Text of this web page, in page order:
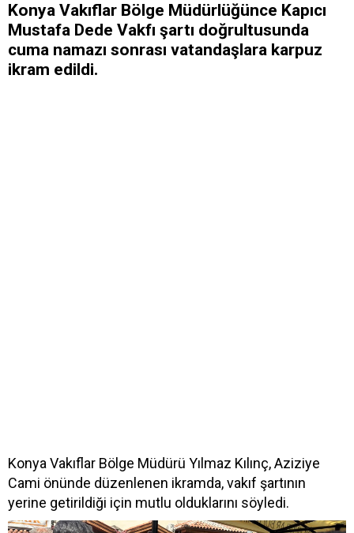
Konya Vakıflar Bölge Müdürlüğünce Kapıcı
Mustafa Dede Vakfı şartı doğrultusunda
cuma namazı sonrası vatandaşlara karpuz
ikram edildi.
Konya Vakıflar Bölge Müdürü Yılmaz Kılınç, Aziziye
Cami önünde düzenlenen ikramda, vakıf şartının
yerine getirildiği için mutlu olduklarını söyledi.